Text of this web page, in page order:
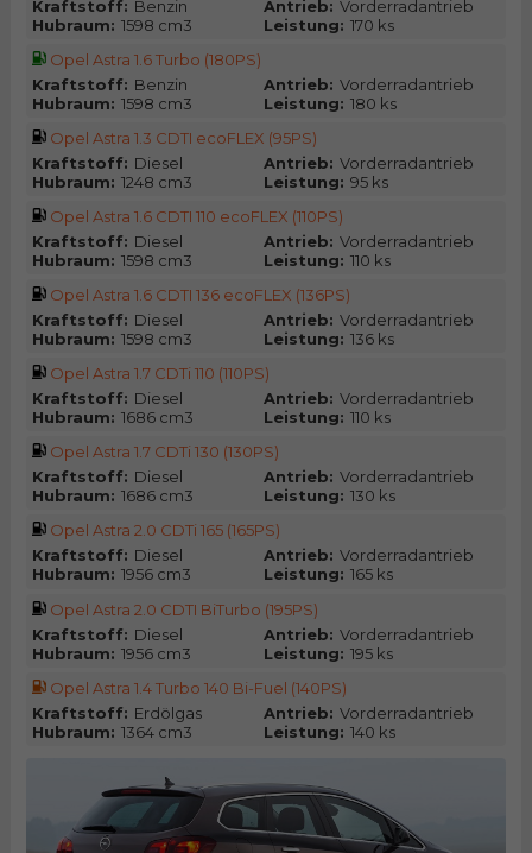
Kraftstoff: Benzin Antrieb: Vorderradantrieb
Hubraum: 1598 cm3 Leistung: 170 ks
Opel Astra 1.6 Turbo (180PS)
Kraftstoff: Benzin Antrieb: Vorderradantrieb
Hubraum: 1598 cm3 Leistung: 180 ks
Opel Astra 1.3 CDTI ecoFLEX (95PS)
Kraftstoff: Diesel Antrieb: Vorderradantrieb
Hubraum: 1248 cm3 Leistung: 95 ks
Opel Astra 1.6 CDTI 110 ecoFLEX (110PS)
Kraftstoff: Diesel Antrieb: Vorderradantrieb
Hubraum: 1598 cm3 Leistung: 110 ks
Opel Astra 1.6 CDTI 136 ecoFLEX (136PS)
Kraftstoff: Diesel Antrieb: Vorderradantrieb
Hubraum: 1598 cm3 Leistung: 136 ks
Opel Astra 1.7 CDTi 110 (110PS)
Kraftstoff: Diesel Antrieb: Vorderradantrieb
Hubraum: 1686 cm3 Leistung: 110 ks
Opel Astra 1.7 CDTi 130 (130PS)
Kraftstoff: Diesel Antrieb: Vorderradantrieb
Hubraum: 1686 cm3 Leistung: 130 ks
Opel Astra 2.0 CDTi 165 (165PS)
Kraftstoff: Diesel Antrieb: Vorderradantrieb
Hubraum: 1956 cm3 Leistung: 165 ks
Opel Astra 2.0 CDTI BiTurbo (195PS)
Kraftstoff: Diesel Antrieb: Vorderradantrieb
Hubraum: 1956 cm3 Leistung: 195 ks
Opel Astra 1.4 Turbo 140 Bi-Fuel (140PS)
Kraftstoff: Erdölgas Antrieb: Vorderradantrieb
Hubraum: 1364 cm3 Leistung: 140 ks